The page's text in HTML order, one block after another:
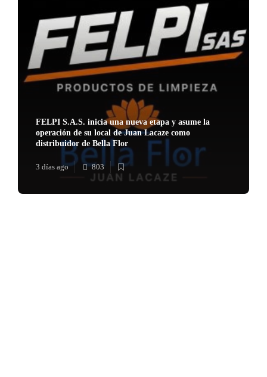
FELPI S.A.S. inicia una nueva etapa y asume la
operación de su local de Juan Lacaze como
distribuidor de Bella Flor
3 días ago 803